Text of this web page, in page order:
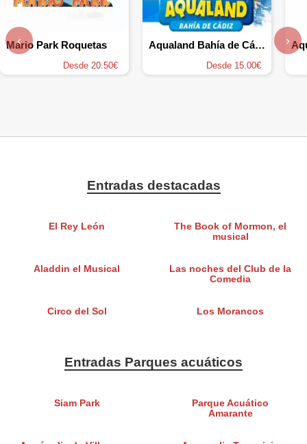
Mario Park Roquetas
Desde 20.50€
Aqualand Bahía de Cádiz
Desde 15.00€
‹ ›
Entradas destacadas
El Rey León
The Book of Mormon, el
musical
Aladdin el Musical
Las noches del Club de la
Comedia
Circo del Sol Los Morancos
Entradas Parques acuáticos
Siam Park
Parque Acuático
Amarante